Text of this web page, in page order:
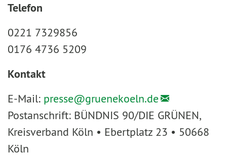
Telefon
0221 7329856
0176 4736 5209
Kontakt
E-Mail: presse@gruenekoeln.de
Postanschrift: BÜNDNIS 90/DIE GRÜNEN,
Kreisverband Köln • Ebertplatz 23 • 50668
Köln